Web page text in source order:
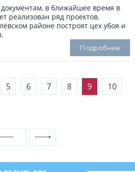
в ближайшее время в
реализован ряд проектов.
районе построят цех убоя и
Подробнее
5 6 7 8 9
10